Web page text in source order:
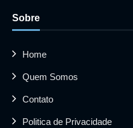
Sobre
Home
Quem Somos
Contato
Politica de Privacidade